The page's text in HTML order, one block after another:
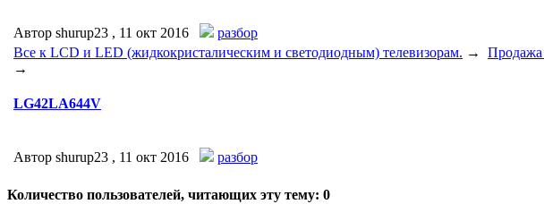
Автор shurup23 , 11 окт 2016 разбор
Все к LCD и LED (жидкокристалическим и светодиодным) телевизорам. →
→
LG42LA644V
Автор shurup23 , 11 окт 2016 разбор
Количество пользователей, читающих эту тему: 0